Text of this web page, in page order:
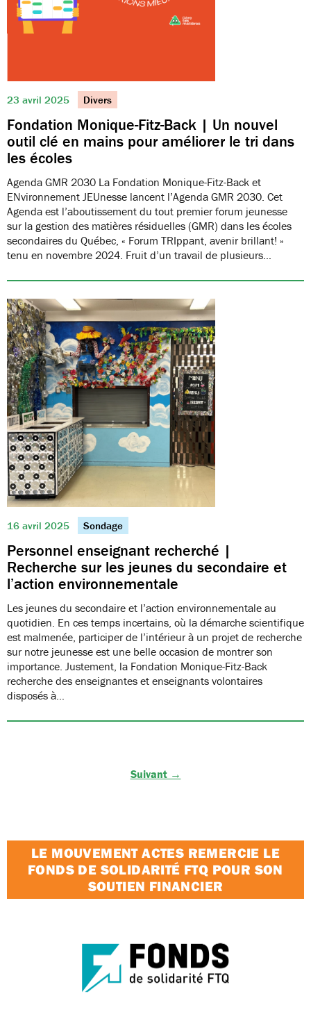
23 avril 2025 Divers
Fondation Monique-Fitz-Back | Un nouvel
outil clé en mains pour améliorer le tri dans
les écoles
Agenda GMR 2030 La Fondation Monique-Fitz-Back et
ENvironnement JEUnesse lancent l’Agenda GMR 2030. Cet
Agenda est l’aboutissement du tout premier forum jeunesse
sur la gestion des matières résiduelles (GMR) dans les écoles
secondaires du Québec, « Forum TRIppant, avenir brillant! »
tenu en novembre 2024. Fruit d’un travail de plusieurs…
16 avril 2025 Sondage
Personnel enseignant recherché |
Recherche sur les jeunes du secondaire et
l’action environnementale
Les jeunes du secondaire et l’action environnementale au
quotidien. En ces temps incertains, où la démarche scientifique
est malmenée, participer de l’intérieur à un projet de recherche
sur notre jeunesse est une belle occasion de montrer son
importance. Justement, la Fondation Monique-Fitz-Back
recherche des enseignantes et enseignants volontaires
disposés à…
Suivant →
LE MOUVEMENT ACTES REMERCIE LE
FONDS DE SOLIDARITÉ FTQ POUR SON
SOUTIEN FINANCIER